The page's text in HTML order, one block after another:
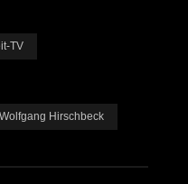
TV
Wolfgang Hirschbeck